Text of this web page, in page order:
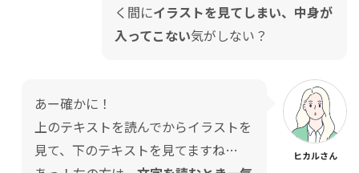
く間にイラストを見てしまい、中身が
入ってこない気がしない？
あー確かに！
上のテキストを読んでからイラストを
見て、下のテキストを見てますね…
ヒカルさん